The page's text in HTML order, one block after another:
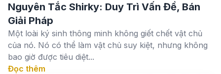
Nguyên Tắc Shirky: Duy Trì Vấn Đề, Bán
Giải Pháp
Một loài ký sinh thông minh không giết chết vật chủ
của nó. Nó có thể làm vật chủ suy kiệt, nhưng không
bao giờ được tiêu diệt...
Đọc thêm